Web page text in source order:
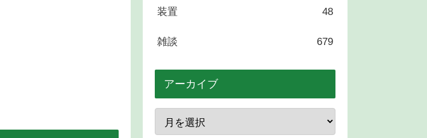
装置 48
雑談 679
アーカイブ